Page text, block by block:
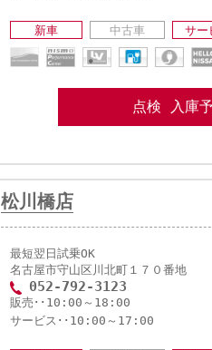
新車 中古車 サー
点検 入庫
松川橋店
最短翌日試乗OK
名古屋市守山区川北町１７０番地
052-792-3123
販売･･10:00～18:00
サービス･･10:00～17:00